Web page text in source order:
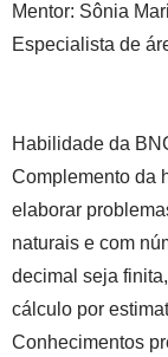
Mentor: Sônia
Especialista de
Habilidade da
Complemento da
elaborar
naturais e com
decimal seja
cálculo por
Conhecimentos